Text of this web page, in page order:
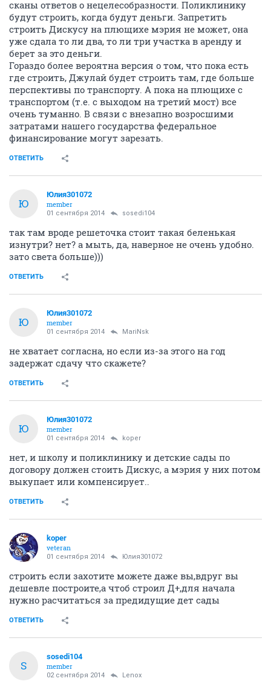
сканы ответов о нецелесобразности. Поликлинику
будут строить, когда будут деньги. Запретить
строить Дискусу на плющихе мэрия не может, она
уже сдала то ли два, то ли три участка в аренду и
берет за это деньги.
Гораздо более вероятна версия о том, что пока есть
где строить, Джулай будет строить там, где больше
перспективы по транспорту. А пока на плющихе с
транспортом (т.е. с выходом на третий мост) все
очень туманно. В связи с внезапно возросшими
затратами нашего государства федеральное
финансирование могут зарезать.
ОТВЕТИТЬ
Ю
Юлия301072
member
01 сентября 2014 sosedi104
так там вроде решеточка стоит такая беленькая
изнутри? нет? а мыть, да, наверное не очень удобно.
зато света больше)))
ОТВЕТИТЬ
Ю
Юлия301072
member
01 сентября 2014 MariNsk
не хватает согласна, но если из-за этого на год
задержат сдачу что скажете?
ОТВЕТИТЬ
Ю
Юлия301072
member
01 сентября 2014 koper
нет, и школу и поликлинику и детские сады по
договору должен стоить Дискус, а мэрия у них потом
выкупает или компенсирует..
ОТВЕТИТЬ
koper
veteran
01 сентября 2014 Юлия301072
строить если захотите можете даже вы,вдруг вы
дешевле построите,а чтоб строил Д+,для начала
нужно расчитаться за предидущие дет сады
ОТВЕТИТЬ
S
sosedi104
member
02 сентября 2014 Lenox